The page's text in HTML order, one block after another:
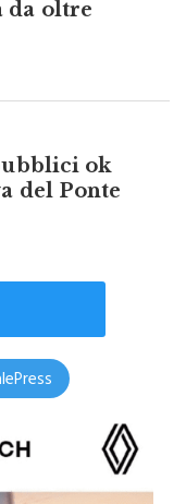
dalla
oltre
ok
del Ponte